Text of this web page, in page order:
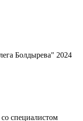
Болдырева" 2024
специалистом